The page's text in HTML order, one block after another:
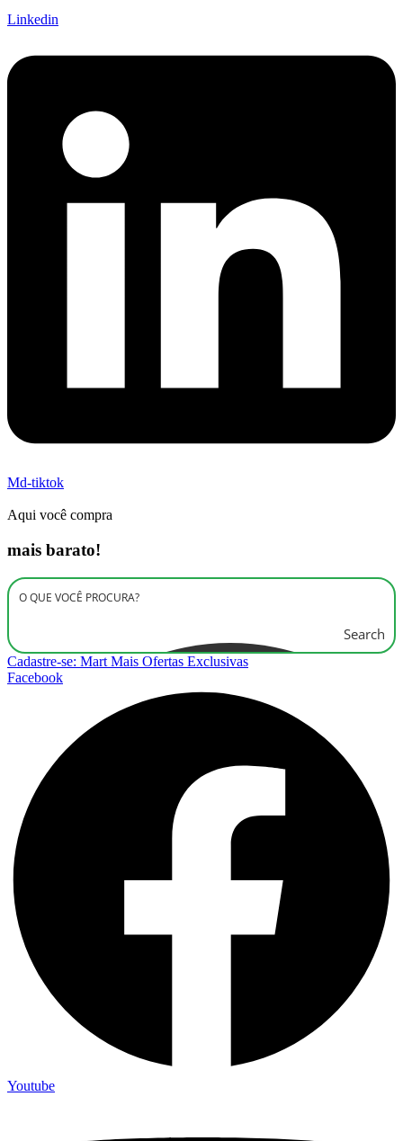
Linkedin
Md-tiktok
Aqui você compra
mais barato!
Search
Cadastre-se: Mart Mais Ofertas Exclusivas
Facebook
Youtube